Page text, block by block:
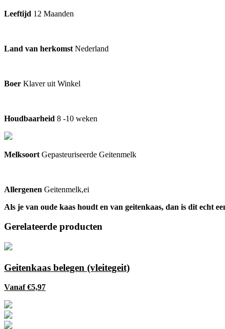
Leeftijd 12 Maanden
Land van herkomst Nederland
Boer Klaver uit Winkel
Houdbaarheid 8 -10 weken
Melksoort Gepasteuriseerde Geitenmelk
Allergenen Geitenmelk,ei
Als je van oude kaas houdt en van geitenkaas, dan is dit echt
Gerelateerde producten
Geitenkaas belegen (vleitegeit)
Vanaf€5,97